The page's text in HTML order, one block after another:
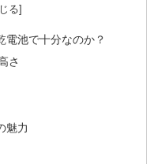
電池で十分なのか？
さ
魅力